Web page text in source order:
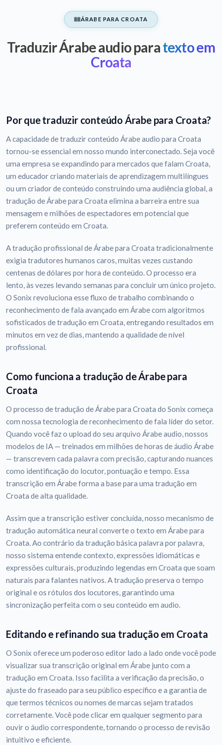
ÁRABE PARA CROATA
Traduzir Árabe audio paratexto em
Croata
Por que traduzir conteúdo Árabe para Croata?
A capacidade de traduzir conteúdo Árabe audio para Croata
tornou-se essencial em nosso mundo interconectado. Seja você
uma empresa se expandindo para mercados que falam Croata,
um educador criando materiais de aprendizagem multilíngues
ou um criador de conteúdo construindo uma audiência global, a
tradução de Árabe para Croata elimina a barreira entre sua
mensagem e milhões de espectadores em potencial que
preferem conteúdo em Croata.
A tradução profissional de Árabe para Croata tradicionalmente
exigia tradutores humanos caros, muitas vezes custando
centenas de dólares por hora de conteúdo. O processo era
lento, às vezes levando semanas para concluir um único projeto.
O Sonix revoluciona esse fluxo de trabalho combinando o
reconhecimento de fala avançado em Árabe com algoritmos
sofisticados de tradução em Croata, entregando resultados em
minutos em vez de dias, mantendo a qualidade de nível
profissional.
Como funciona a tradução de Árabe para
Croata
O processo de tradução de Árabe para Croata do Sonix começa
com nossa tecnologia de reconhecimento de fala líder do setor.
Quando você faz o upload do seu arquivo Árabe audio, nossos
modelos de IA — treinados em milhões de horas de áudio Árabe
— transcrevem cada palavra com precisão, capturando nuances
como identificação do locutor, pontuação e tempo. Essa
transcrição em Árabe forma a base para uma tradução em
Croata de alta qualidade.
Assim que a transcrição estiver concluída, nosso mecanismo de
tradução automática neural converte o texto em Árabe para
Croata. Ao contrário da tradução básica palavra por palavra,
nosso sistema entende contexto, expressões idiomáticas e
expressões culturais, produzindo legendas em Croata que soam
naturais para falantes nativos. A tradução preserva o tempo
original e os rótulos dos locutores, garantindo uma
sincronização perfeita com o seu conteúdo em audio.
Editando e refinando sua tradução em Croata
O Sonix oferece um poderoso editor lado a lado onde você pode
visualizar sua transcrição original em Árabe junto com a
tradução em Croata. Isso facilita a verificação da precisão, o
ajuste do fraseado para seu público específico e a garantia de
que termos técnicos ou nomes de marcas sejam tratados
corretamente. Você pode clicar em qualquer segmento para
ouvir o áudio correspondente, tornando o processo de revisão
intuitivo e eficiente.